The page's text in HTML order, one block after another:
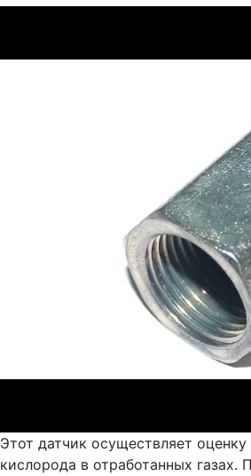
Этот датчик осуществляет
кислорода в отработанных газах.